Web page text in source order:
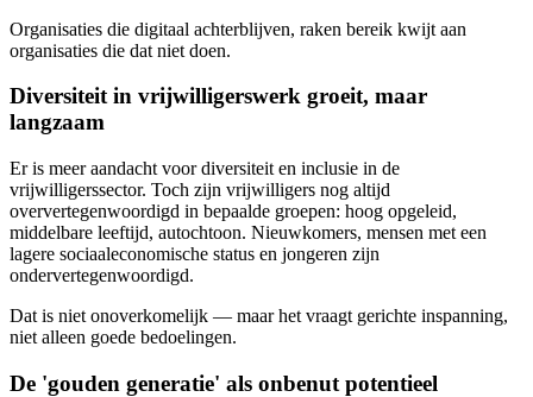
Organisaties die digitaal achterblijven, raken bereik kwijt aan
organisaties die dat niet doen.
Diversiteit in vrijwilligerswerk groeit, maar
langzaam
Er is meer aandacht voor diversiteit en inclusie in de
vrijwilligerssector. Toch zijn vrijwilligers nog altijd
oververtegenwoordigd in bepaalde groepen: hoog opgeleid,
middelbare leeftijd, autochtoon. Nieuwkomers, mensen met een
lagere sociaaleconomische status en jongeren zijn
ondervertegenwoordigd.
Dat is niet onoverkomelijk — maar het vraagt gerichte inspanning,
niet alleen goede bedoelingen.
De 'gouden generatie' als onbenut potentieel